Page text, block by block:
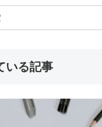
いる記事